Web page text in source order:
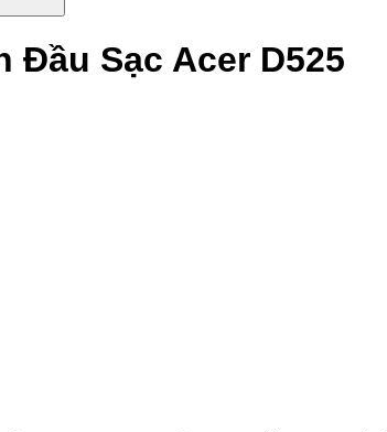
Đầu Sạc Acer D525